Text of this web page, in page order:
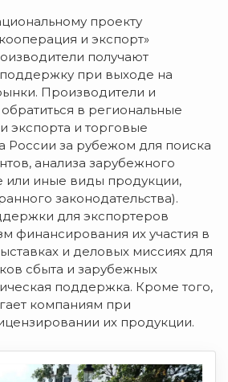
проекту
и экспорт»
получают
при выходе на
Производители и
в региональные
экспорта и торговые
России за рубежом для поиска
анализа зарубежного
или иные виды продукции,
законодательства).
для экспортеров
финансирования их участия в
и деловых миссиях для
сбыта и зарубежных
поддержка. Кроме того,
компаниям при
их продукции.